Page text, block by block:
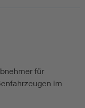
für
im